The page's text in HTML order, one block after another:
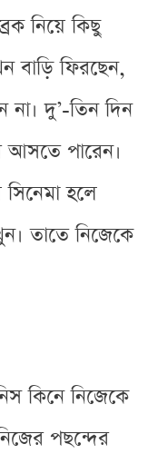
নিয়ে কিছু
বাড়ি ফিরছেন,
না। দু’-তিন দিন
আসতে পারেন।
হলে
তাতে নিজেকে
কিনে নিজেকে
পছন্দের